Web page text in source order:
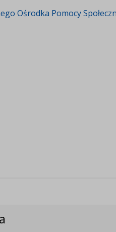
Ośrodka Pomocy